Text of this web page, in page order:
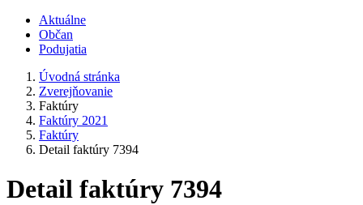
Aktuálne
Občan
Podujatia
Úvodná stránka
Zverejňovanie
Faktúry
Faktúry 2021
Faktúry
Detail faktúry 7394
Detail faktúry 7394